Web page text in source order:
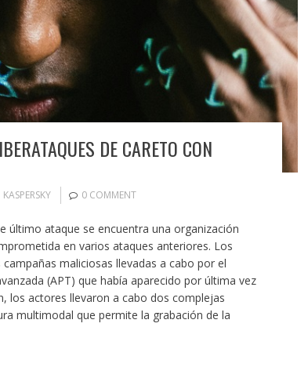
DE CARETO CON
KASPERSKY 0 COMMENT
último ataque se encuentra una organización
en varios ataques anteriores. Los
maliciosas llevadas a cabo por el
(APT) que había aparecido por última vez
los actores llevaron a cabo dos complejas
multimodal que permite la grabación de la